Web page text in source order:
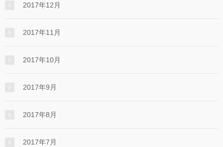
2017年12月
2017年11月
2017年10月
2017年9月
2017年8月
2017年7月